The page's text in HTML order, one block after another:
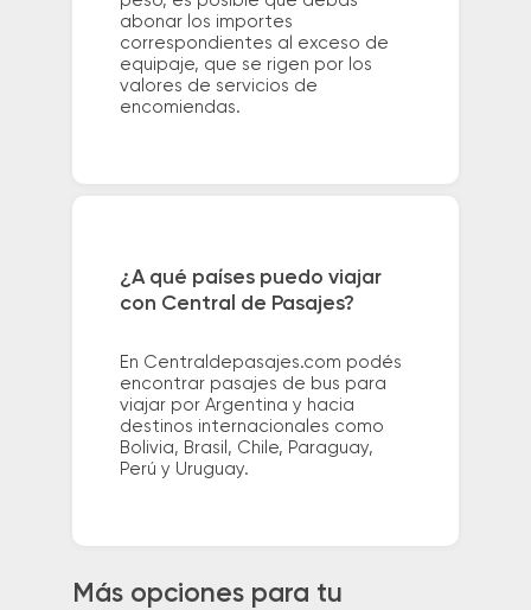
abonar los importes
correspondientes al exceso de
equipaje, que se rigen por los
valores de servicios de
encomiendas.
¿A qué países puedo viajar
con Central de Pasajes?
En Centraldepasajes.com podés
encontrar pasajes de bus para
viajar por Argentina y hacia
destinos internacionales como
Bolivia, Brasil, Chile, Paraguay,
Perú y Uruguay.
Más opciones para tu